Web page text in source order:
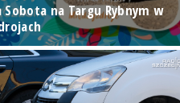
na Targu Rybnym w